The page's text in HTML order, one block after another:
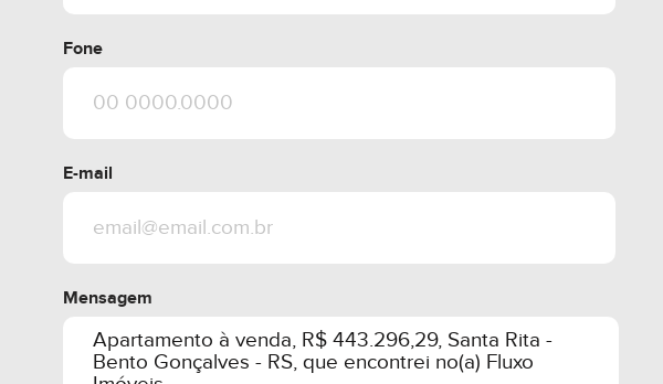
Fone
E-mail
Mensagem